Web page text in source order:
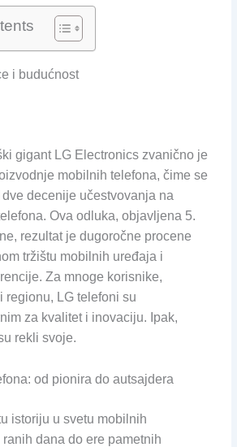
i budućnost
gigant LG Electronics zvanično je
mobilnih telefona, čime se
decenije učestvovanja na
Ova odluka, objavljena 5.
rezultat je dugoročne procene
tržištu mobilnih uređaja i
Za mnoge korisnike,
regionu, LG telefoni su
za kvalitet i inovaciju. Ipak,
rekli svoje.
od pionira do autsajdera
istoriju u svetu mobilnih
dana do ere pametnih